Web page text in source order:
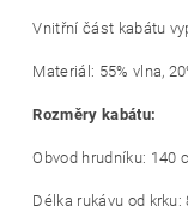
Vnitřní část kabátu
Materiál: 55% vlna,
Rozměry kabátu:
Obvod hrudníku: 140
Délka rukávu od krku: